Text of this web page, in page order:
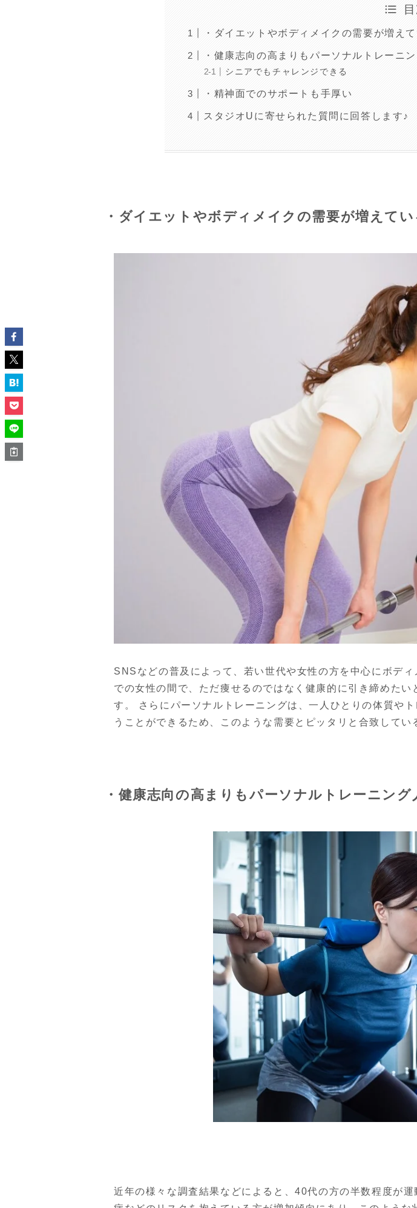
・ダイエットやボディメイクの需要が増えて
・健康志向の高まりもパーソナルトレーニ
シニアでもチャレンジできる
・精神面でのサポートも手厚い
スタジオUに寄せられた質問に回答します♪
・ダイエットやボディメイクの需要が増えてい
SNSなどの普及によって、若い世代や女性の方を中心にボデ
での女性の間で、ただ痩せるのではなく健康的に引き締めた
す。 さらにパーソナルトレーニングは、一人ひとりの体質や
うことができるため、このような需要とピッタリと合致してい
・健康志向の高まりもパーソナルトレーニング
近年の様々な調査結果などによると、40代の方の半数程度が